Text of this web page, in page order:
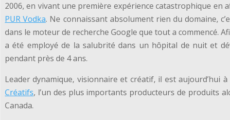
2006, en vivant une première expérience catastrophique en
PUR Vodka. Ne connaissant absolument rien du domaine,
dans le moteur de recherche Google que tout a commencé.
a été employé de la salubrité dans un hôpital de nuit et
pendant près de 4 ans.
Leader dynamique, visionnaire et créatif, il est aujourd’hui
Créatifs, l’un des plus importants producteurs de produits
Canada.